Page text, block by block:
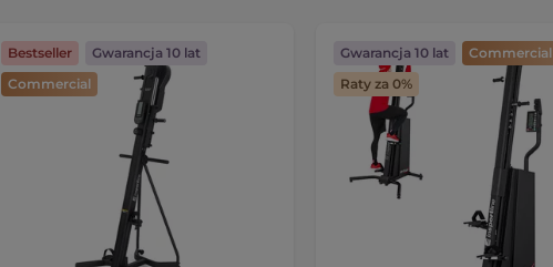
Bestseller
Gwarancja 10 lat
Commercial
Gwarancja 10 lat
Commercial
Raty za 0%